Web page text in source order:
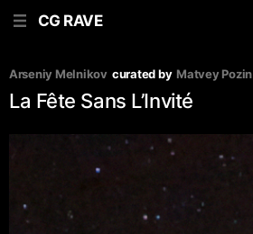
CG RAVE
Arseniy Melnikov curated by Matvey Pozin
La Fête Sans L’Invité